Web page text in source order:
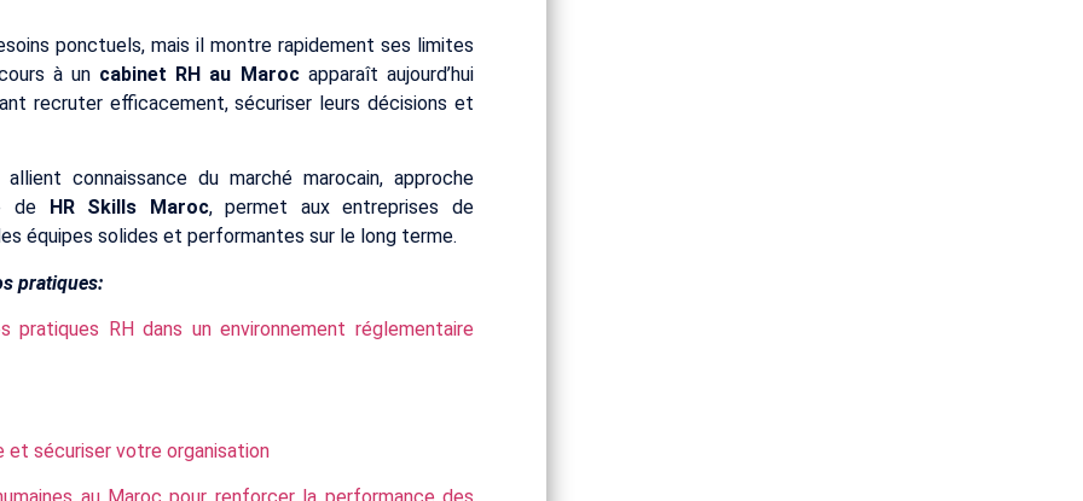
ponctuels, mais il montre rapidement ses limites
à un cabinet RH au Marocapparaît aujourd’hui
recruter efficacement, sécuriser leurs décisions et
connaissance du marché marocain, approche
de
HR Skills Maroc, permet aux entreprises de
équipes solides et performantes sur le long terme.
pratiques:
RH dans un environnement réglementaire
et sécuriser votre organisation